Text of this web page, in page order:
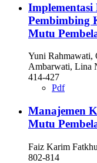
Implementasi
Pembimbing
Mutu
Yuni Rahmawati,
Ambarwati, Lina
414-427
Pdf
Manajemen
Mutu
Faiz Karim
802-814